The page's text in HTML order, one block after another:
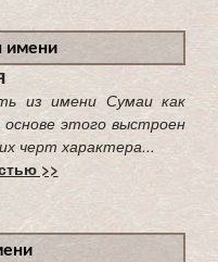
имени
из имени Сумаи как
этого выстроен
черт характера...
>>